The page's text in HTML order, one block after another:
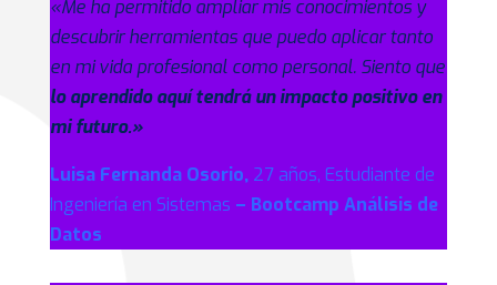
«Me ha permitido ampliar mis conocimientos y
descubrir herramientas que puedo aplicar tanto
en mi vida profesional como personal. Siento que
lo aprendido aquí tendrá un impacto positivo en
mi futuro.»
Luisa Fernanda Osorio, 27 años, Estudiante de
Ingeniería en Sistemas – Bootcamp Análisis de
Datos